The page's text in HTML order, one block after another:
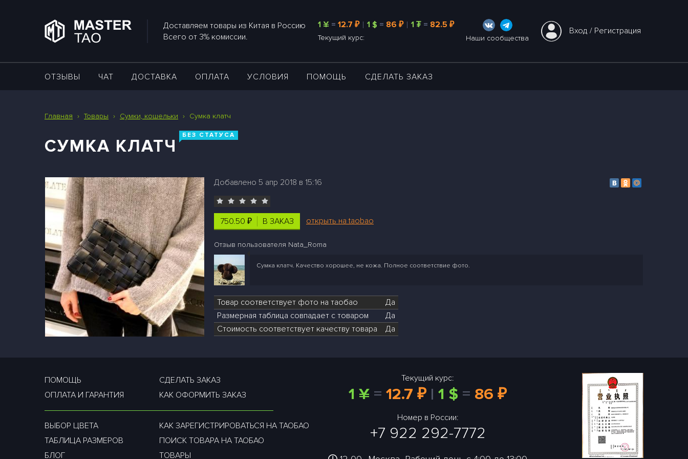
Доставляем товары из Китая в Россию
Всего от 3% комиссии.
1 ¥ = 12.7 ₽ 1 $ = 86 ₽ 1 ₮= 82.5 ₽
Текущий курс: Наши сообщества
Вход / Регистрация
ОТЗЫВЫ ЧАТ ДОСТАВКА ОПЛАТА УСЛОВИЯ ПОМОЩЬ СДЕЛАТЬ ЗАКАЗ
Главная › Товары › Сумки, кошельки › Сумка клатч
СУМКА КЛАТЧ
БЕЗ СТАТУСА
Добавлено 5 апр 2018 в 15:16
750.50 ₽ В ЗАКАЗ открыть на taobao
Отзыв пользователя Nata_Roma
Сумка клатч. Качество хорошее, не кожа. Полное соответствие фото.
Товар соответствует фото на таобао
Да
Размерная таблица совпадает с товаром
Да
Стоимость соответствует качеству товара
Да
ПОМОЩЬ
ОПЛАТА И ГАРАНТИЯ
СДЕЛАТЬ ЗАКАЗ
КАК ОФОРМИТЬ ЗАКАЗ
ВЫБОР ЦВЕТА
ТАБЛИЦА РАЗМЕРОВ
БЛОГ
КАК ЗАРЕГИСТРИРОВАТЬСЯ НА ТАОБАО
ПОИСК ТОВАРА НА ТАОБАО
ТОВАРЫ
Текущий курс:
1 ¥ = 12.7 ₽ | 1 $ = 86 ₽
Номер в России:
+7 922 292-7772